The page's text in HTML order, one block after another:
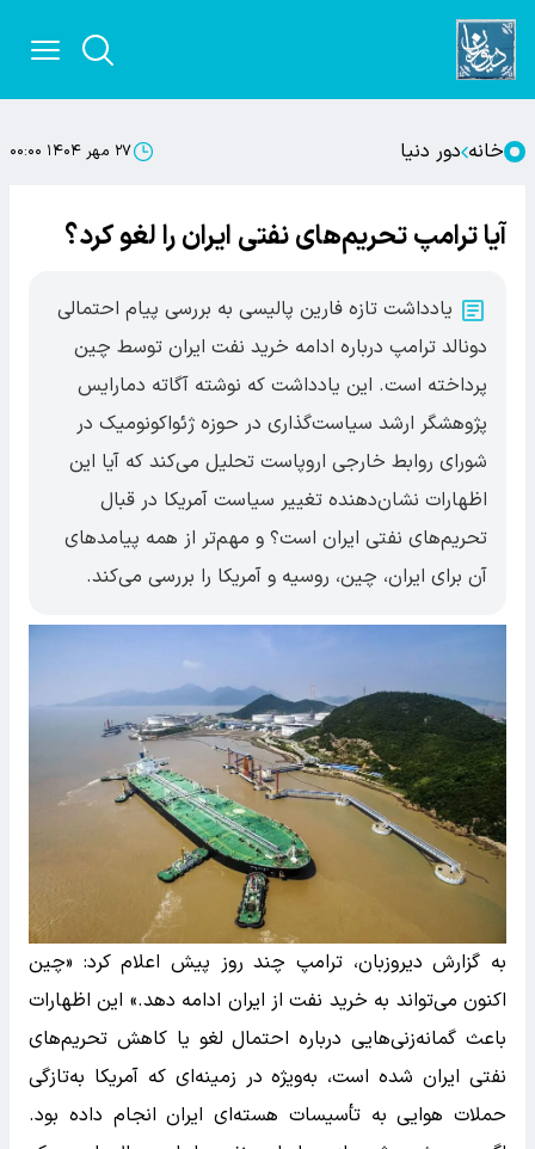
خانه دور دنیا ۲۷ مهر ۱۴۰۴ ۰۰:۰۰
آیا ترامپ تحریم‌های نفتی ایران را لغو کرد؟
یادداشت تازه فارین پالیسی به بررسی پیام احتمالی
دونالد ترامپ درباره ادامه خرید نفت ایران توسط چین
پرداخته است. این یادداشت که نوشته آگاته دمارایس
پژوهشگر ارشد سیاست‌گذاری در حوزه ژئواکونومیک در
شورای روابط خارجی اروپاست تحلیل می‌کند که آیا این
اظهارات نشان‌دهنده تغییر سیاست آمریکا در قبال
تحریم‌های نفتی ایران است؟ و مهم‌تر از همه پیامدهای
آن برای ایران، چین، روسیه و آمریکا را بررسی می‌کند.
به گزارش دیروزبان، ترامپ چند روز پیش اعلام کرد: «چین
اکنون می‌تواند به خرید نفت از ایران ادامه دهد.» این اظهارات
باعث گمانه‌زنی‌هایی درباره احتمال لغو یا کاهش تحریم‌های
نفتی ایران شده است، به‌ویژه در زمینه‌ای که آمریکا به‌تازگی
حملات هوایی به تأسیسات هسته‌ای ایران انجام داده بود.